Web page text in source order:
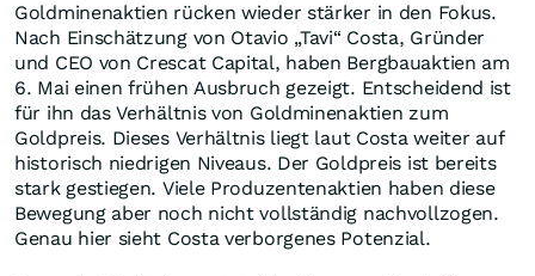
Goldminenaktien rücken wieder stärker in den Fokus.
Nach Einschätzung von Otavio „Tavi“ Costa, Gründer
und CEO von Crescat Capital, haben Bergbauaktien am
6. Mai einen frühen Ausbruch gezeigt. Entscheidend ist
für ihn das Verhältnis von Goldminenaktien zum
Goldpreis. Dieses Verhältnis liegt laut Costa weiter auf
historisch niedrigen Niveaus. Der Goldpreis ist bereits
stark gestiegen. Viele Produzentenaktien haben diese
Bewegung aber noch nicht vollständig nachvollzogen.
Genau hier sieht Costa verborgenes Potenzial.